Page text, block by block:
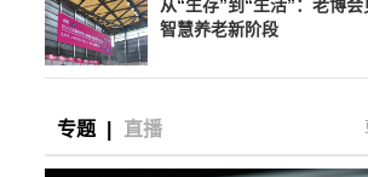
从“生存”到“生活”：老博会
智慧养老新阶段
专题 直播